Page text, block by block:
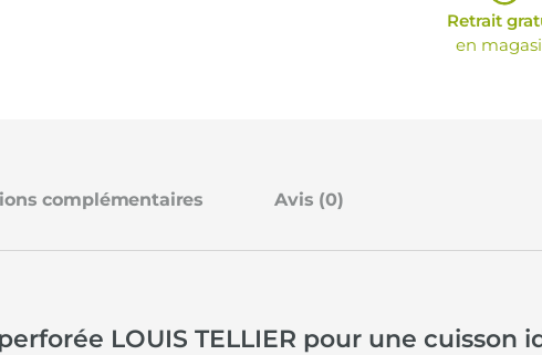
Retrait
en
complémentaires Avis (0)
LOUIS TELLIER pour une cuisson